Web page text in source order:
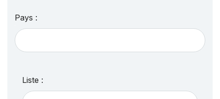
Pays :
Liste :